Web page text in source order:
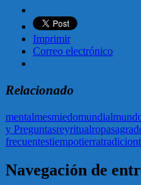
Imprimir
Correo electrónico
Relacionado
mentalmesmiedomundial
y Preguntasreyritualropa
frecuentestiempotierratradicion
Navegación de